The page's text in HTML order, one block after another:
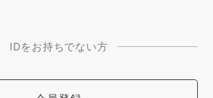
IDをお持ちでない方